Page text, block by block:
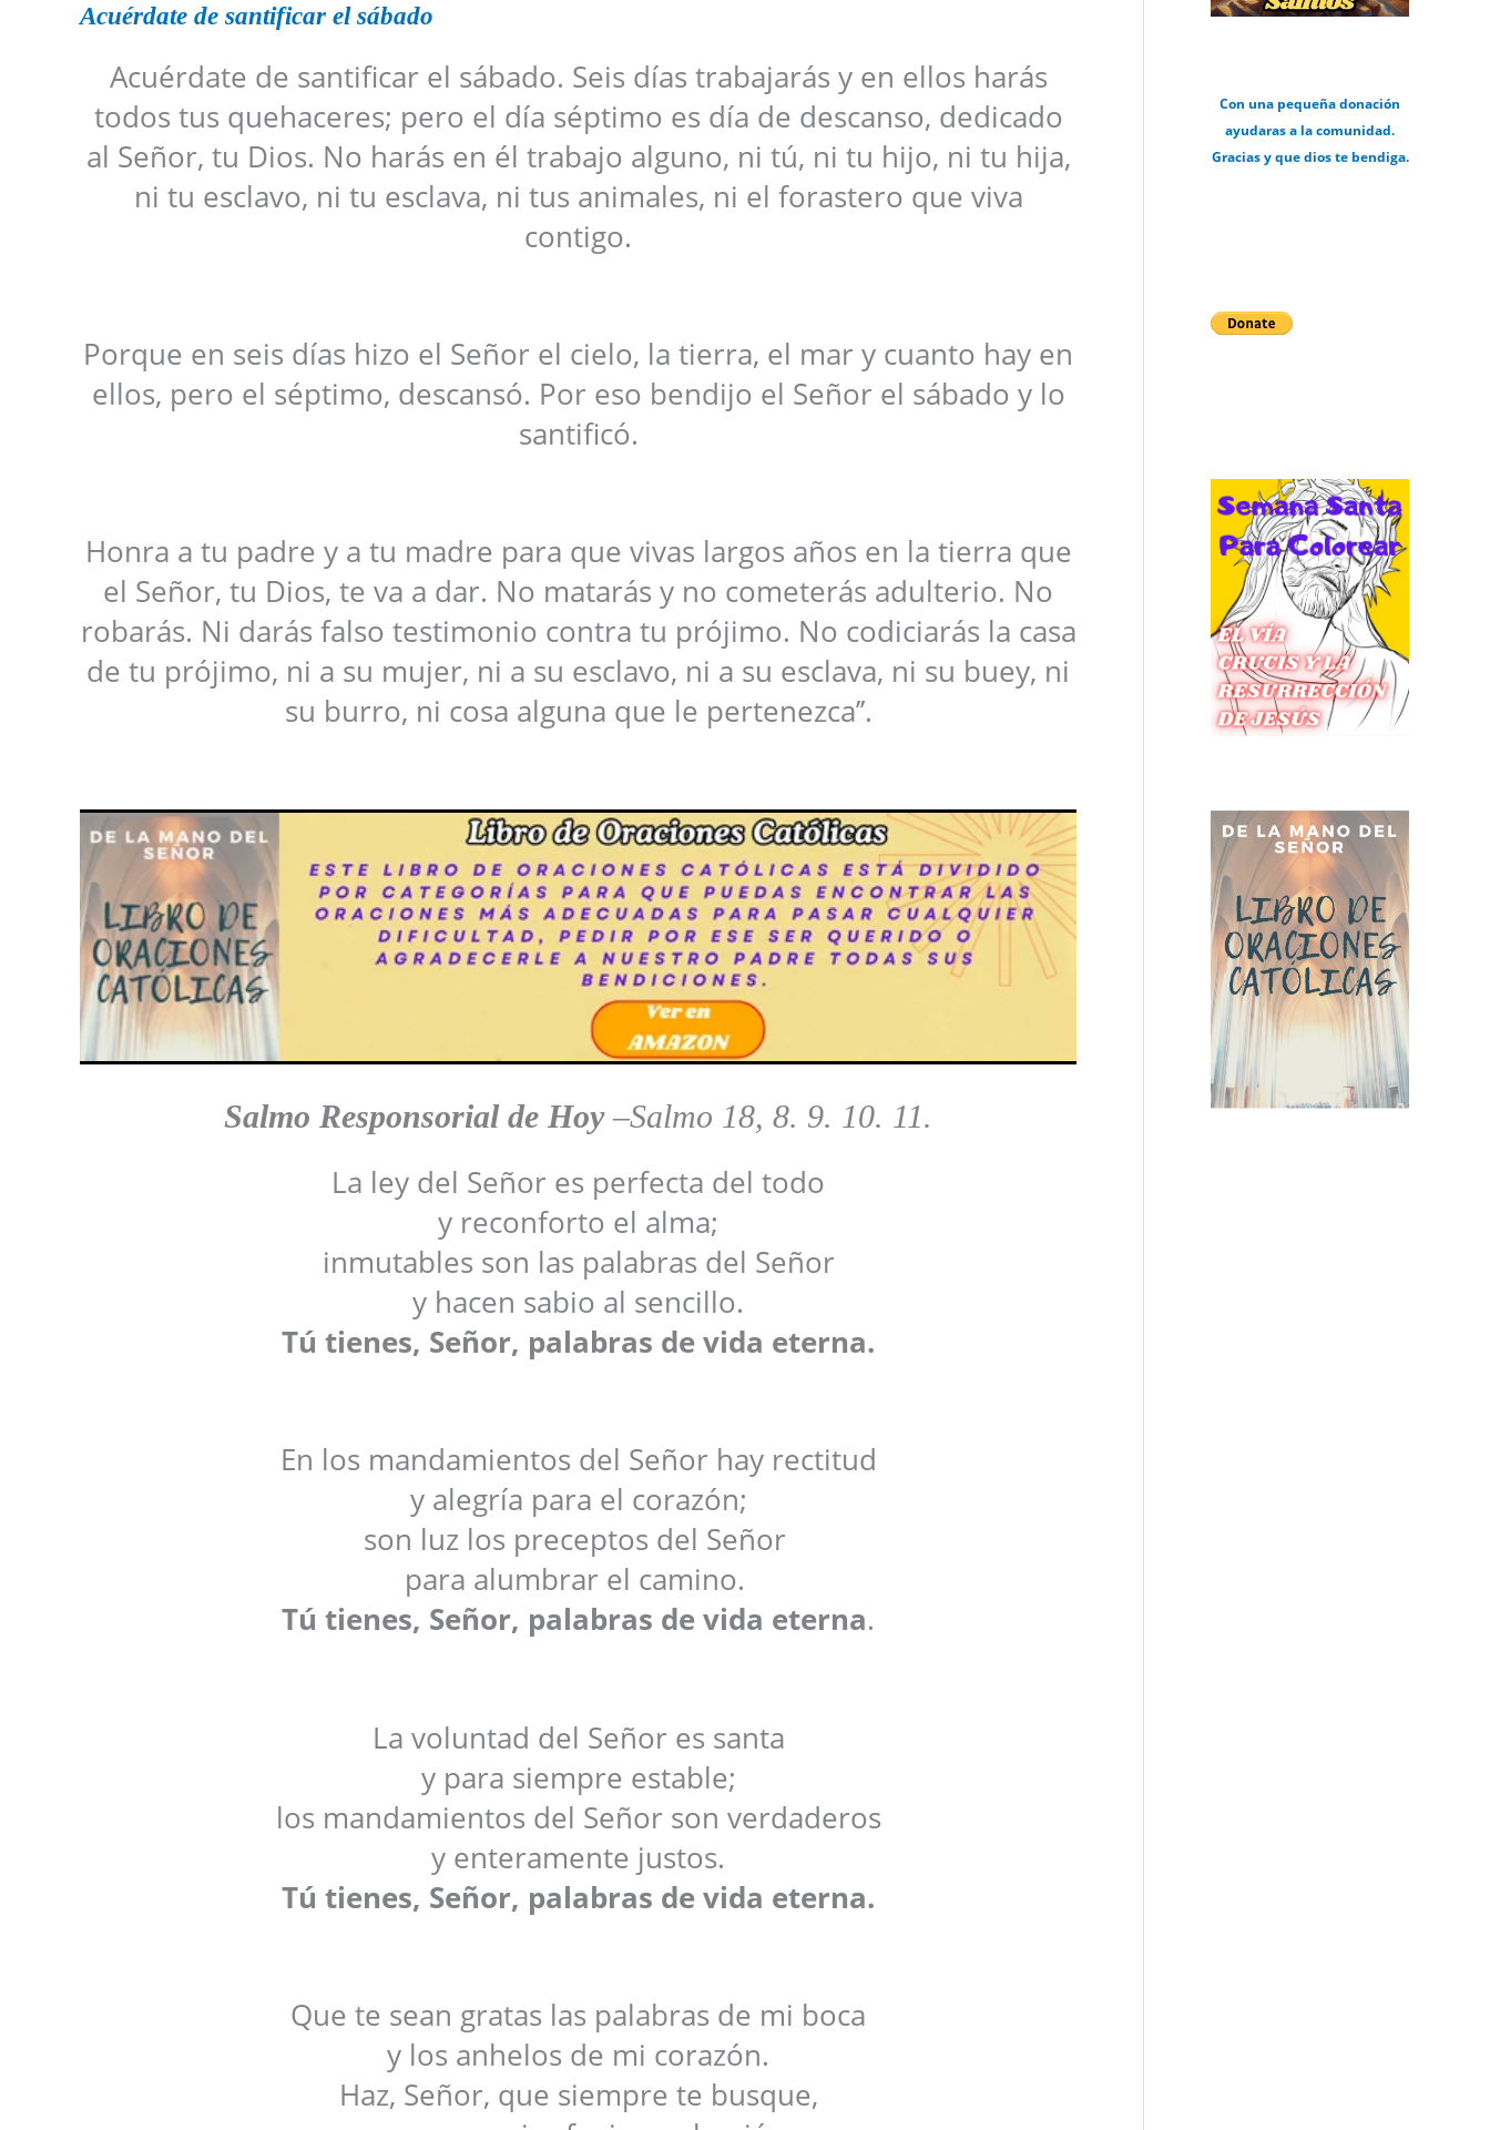
Acuérdate de santificar el sábado
Acuérdate de santificar el sábado. Seis días trabajarás y en ellos harás
todos tus quehaceres; pero el día séptimo es día de descanso, dedicado
al Señor, tu Dios. No harás en él trabajo alguno, ni tú, ni tu hijo, ni tu hija,
ni tu esclavo, ni tu esclava, ni tus animales, ni el forastero que viva
contigo.
Porque en seis días hizo el Señor el cielo, la tierra, el mar y cuanto hay en
ellos, pero el séptimo, descansó. Por eso bendijo el Señor el sábado y lo
santificó.
Honra a tu padre y a tu madre para que vivas largos años en la tierra que
el Señor, tu Dios, te va a dar. No matarás y no cometerás adulterio. No
robarás. Ni darás falso testimonio contra tu prójimo. No codiciarás la casa
de tu prójimo, ni a su mujer, ni a su esclavo, ni a su esclava, ni su buey, ni
su burro, ni cosa alguna que le pertenezca’’.
Salmo Responsorial de Hoy–Salmo 18, 8. 9. 10. 11.
La ley del Señor es perfecta del todo
y reconforto el alma;
inmutables son las palabras del Señor
y hacen sabio al sencillo.
Tú tienes, Señor, palabras de vida eterna.
En los mandamientos del Señor hay rectitud
y alegría para el corazón;
son luz los preceptos del Señor
para alumbrar el camino.
Tú tienes, Señor, palabras de vida eterna.
La voluntad del Señor es santa
y para siempre estable;
los mandamientos del Señor son verdaderos
y enteramente justos.
Tú tienes, Señor, palabras de vida eterna.
Que te sean gratas las palabras de mi boca
y los anhelos de mi corazón.
Haz, Señor, que siempre te busque,
Con una pequeña donación
ayudaras a la comunidad.
Gracias y que dios te bendiga.